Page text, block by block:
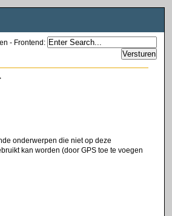
- Frontend :
onderwerpen die niet op deze
kan worden (door GPS toe te voegen